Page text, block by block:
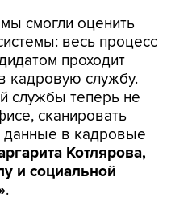
смогли оценить
весь процесс
проходит
кадровую службу.
службы теперь не
сканировать
данные в кадровые
Котлярова,
и социальной
.